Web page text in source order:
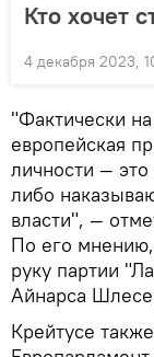
Кто хочет
4 декабря 2023,
"Фактически
европейская
личности —
либо
власти", —
По его мнению,
руку партии
Айнарса
Крейтусе